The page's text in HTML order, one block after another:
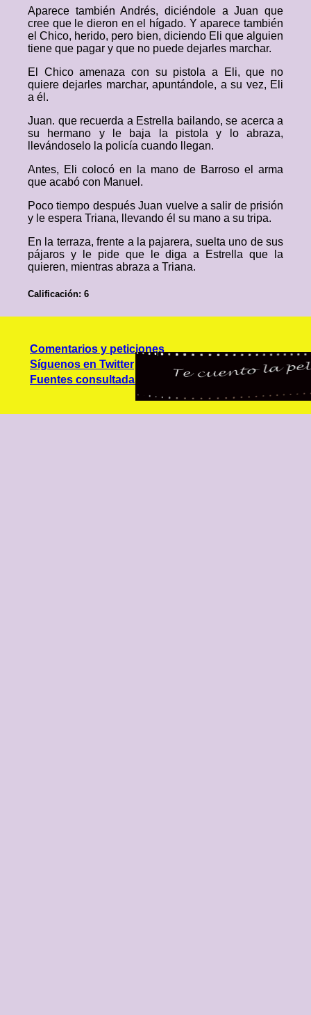
Aparece también Andrés, diciéndole a Juan que
cree que le dieron en el hígado. Y aparece también
el Chico, herido, pero bien, diciendo Eli que alguien
tiene que pagar y que no puede dejarles marchar.
El Chico amenaza con su pistola a Eli, que no
quiere dejarles marchar, apuntándole, a su vez, Eli
a él.
Juan. que recuerda a Estrella bailando, se acerca a
su hermano y le baja la pistola y lo abraza,
llevándoselo la policía cuando llegan.
Antes, Eli colocó en la mano de Barroso el arma
que acabó con Manuel.
Poco tiempo después Juan vuelve a salir de prisión
y le espera Triana, llevando él su mano a su tripa.
En la terraza, frente a la pajarera, suelta uno de sus
pájaros y le pide que le diga a Estrella que la
quieren, mientras abraza a Triana.
Calificación: 6
Comentarios y peticiones
Síguenos en Twitter
Fuentes consultadas